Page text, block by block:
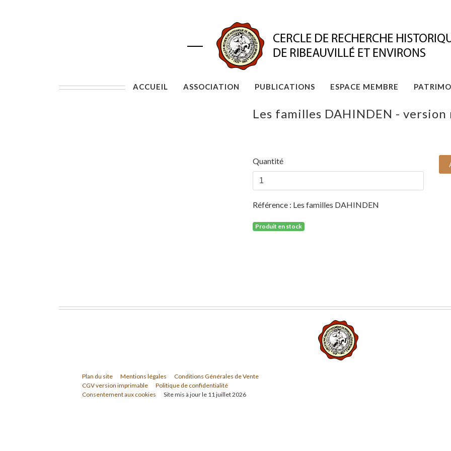
ACCUEIL ASSOCIATION PUBLICATIONS ESPACE MEMBRE
Les familles DAHINDEN -
Quantité
Référence : Les familles DAHINDEN
Produit en stock
Plan du site Mentions légales
Conditions Générales de Vente
CGV version imprimable
Politique de confidentialité
Consentement aux cookies
Site mis à jour le 11 juillet 2026